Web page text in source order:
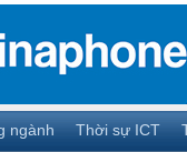
ngành Thời sự ICT